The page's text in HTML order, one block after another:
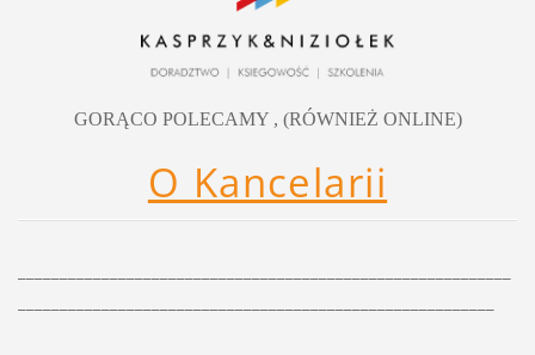
GORĄCO POLECAMY , (RÓWNIEŻ ONLINE)
O Kancelarii